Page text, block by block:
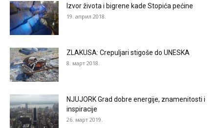
Izvor života i bigrene kade Stopića pećine
19. април 2018.
ZLAKUSA: Crepuljari stigoše do UNESKA
8. март 2018.
NJUJORK Grad dobre energije, znamenitosti i
inspiracije
26. март 2019.